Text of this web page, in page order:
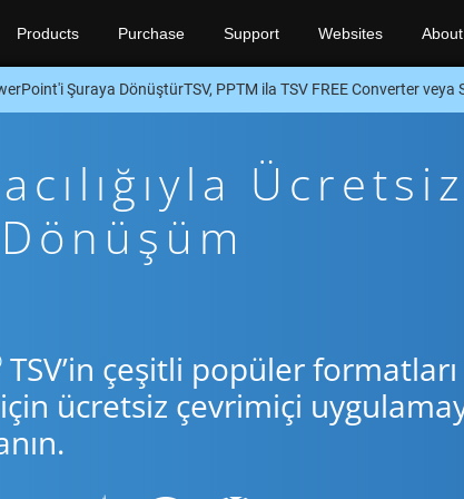
Products Purchase Support Websites About
Şuraya DönüştürTSV, PPTM ila TSV FREE Converter veya
Ücretsiz
TSV’in çeşitli popüler formatları
ücretsiz çevrimiçi